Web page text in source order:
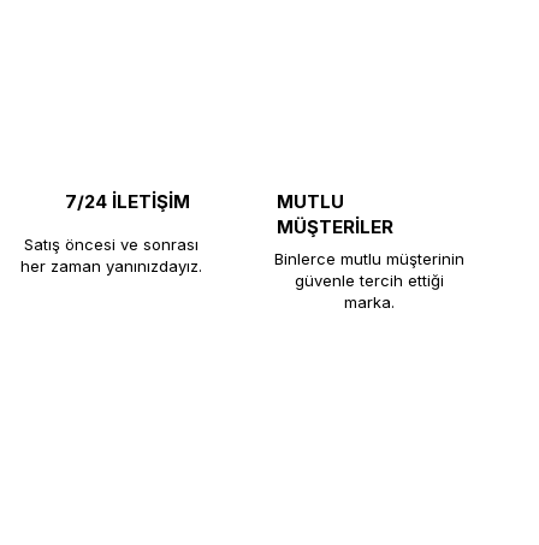
7/24 İLETİŞİM
Satış öncesi ve sonrası
her zaman yanınızdayız.
MUTLU
MÜŞTERİLER
Binlerce mutlu müşterinin
güvenle tercih ettiği
marka.